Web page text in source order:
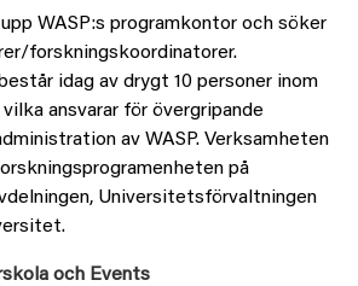
WASP:s programkontor och söker
forskningskoordinatorer.
idag av drygt 10 personer inom
ansvarar för övergripande
av WASP. Verksamheten
på
Universitetsförvaltningen
och Events